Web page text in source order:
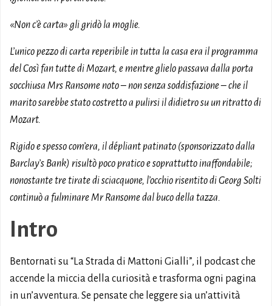
«Non c’è carta» gli gridò la moglie.
L’unico pezzo di carta reperibile in tutta la casa era il programma
del Così fan tutte di Mozart, e mentre glielo passava dalla porta
socchiusa Mrs Ransome noto – non senza soddisfazione – che il
marito sarebbe stato costretto a pulirsi il didietro su un ritratto di
Mozart.
Rigido e spesso com’era, il dépliant patinato (sponsorizzato dalla
Barclay’s Bank) risultò poco pratico e soprattutto inaffondabile;
nonostante tre tirate di sciacquone, l’occhio risentito di Georg Solti
continuò a fulminare Mr Ransome dal buco della tazza.
Intro
Bentornati su “La Strada di Mattoni Gialli”, il podcast che
accende la miccia della curiosità e trasforma ogni pagina
in un’avventura. Se pensate che leggere sia un’attività